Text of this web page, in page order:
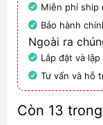
Miễn phí ship
Bảo hành
Ngoài ra
Lắp đặt và
Tư vấn và hỗ
Còn 13